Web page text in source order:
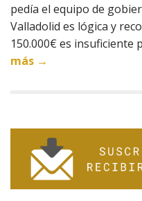
pedía el equipo de
Valladolid es lógica y
150.000€ es insuficiente
más →